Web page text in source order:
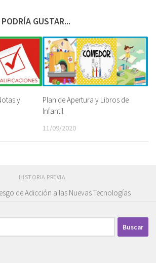
GUSTAR...
y
Plan de Apertura y Libros de
Infantil
11/09/2020
HISTORIA PREVIA
de Adicción a las Nuevas Tecnologías